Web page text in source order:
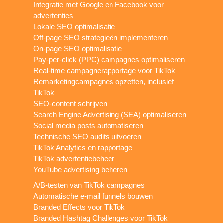
Integratie met Google en Facebook voor
advertenties
Lokale SEO optimalisatie
Off-page SEO strategieën implementeren
On-page SEO optimalisatie
Pay-per-click (PPC) campagnes optimaliseren
Real-time campagnerapportage voor TikTok
Remarketingcampagnes opzetten, inclusief
TikTok
SEO-content schrijven
Search Engine Advertising (SEA) optimaliseren
Social media posts automatiseren
Technische SEO audits uitvoeren
TikTok Analytics en rapportage
TikTok advertentiebeheer
YouTube advertising beheren
A/B-testen van TikTok campagnes
Automatische e-mail funnels bouwen
Branded Effects voor TikTok
Branded Hashtag Challenges voor TikTok